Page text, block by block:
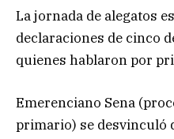
La jornada de alegatos
declaraciones de cinco
quienes hablaron por
Emerenciano Sena
primario) se desvinculó